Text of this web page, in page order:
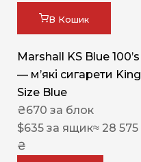
В Кошик
Marshall KS Blue 100’s
— м’які сигарети King
Size Blue
₴670 за блок
$635 за ящик≈ 28 575
₴